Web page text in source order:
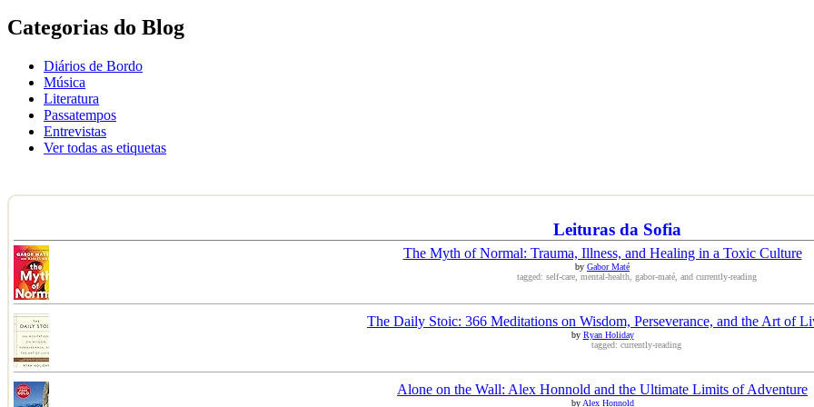
Categorias do Blog
Diários de Bordo
Música
Literatura
Passatempos
Entrevistas
Ver todas as etiquetas
Leituras da Sofia
The Myth of Normal: Trauma, Illness, and Healing in a Toxic Culture
by Gabor Maté
tagged: self-care, mental-health, gabor-maté, and currently-reading
The Daily Stoic: 366 Meditations on Wisdom, Perseverance, and the Art of
by Ryan Holiday
tagged: currently-reading
Alone on the Wall: Alex Honnold and the Ultimate Limits of Adventure
by Alex Honnold